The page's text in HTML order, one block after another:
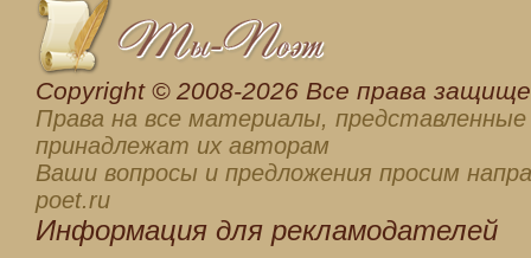
Сopyright © 2008-2026 Все права
Права на все материалы, представленные
принадлежат их авторам
Ваши вопросы и предложения просим
poet.ru
Информация для рекламодателей